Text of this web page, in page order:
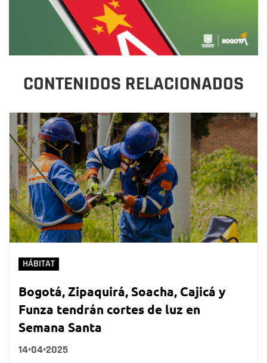
CONTENIDOS RELACIONADOS
HÁBITAT
Bogotá, Zipaquirá, Soacha, Cajicá y
Funza tendrán cortes de luz en
Semana Santa
14•04•2025